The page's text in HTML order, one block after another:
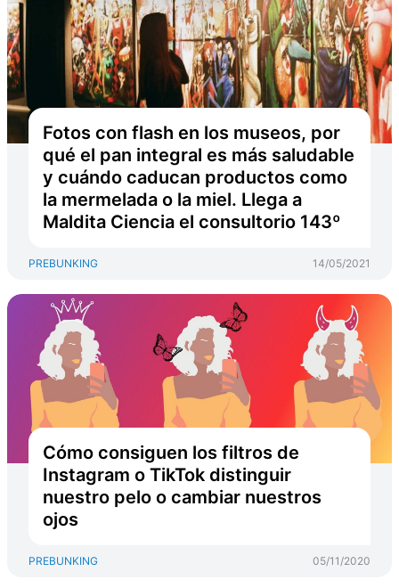
Fotos con flash en los museos, por
qué el pan integral es más saludable
y cuándo caducan productos como
la mermelada o la miel. Llega a
Maldita Ciencia el consultorio 143º
PREBUNKING 14/05/2021
Cómo consiguen los filtros de
Instagram o TikTok distinguir
nuestro pelo o cambiar nuestros
ojos
PREBUNKING 05/11/2020